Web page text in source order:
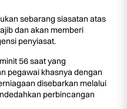
sebarang siasatan atas
dan akan memberi
penyiasat.
56 saat yang
pegawai khasnya dengan
disebarkan melalui
perbincangan